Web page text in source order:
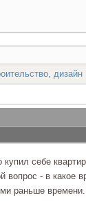
дизайн
себе
вопрос - в
раньше